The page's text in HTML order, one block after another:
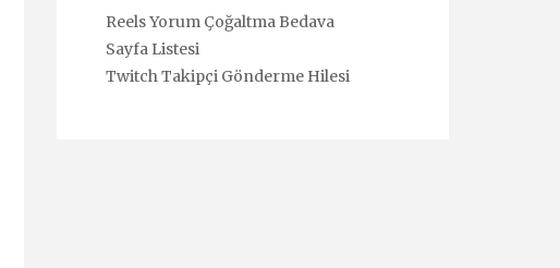
Reels Yorum Çoğaltma Bedava
Sayfa Listesi
Twitch Takipçi Gönderme Hilesi